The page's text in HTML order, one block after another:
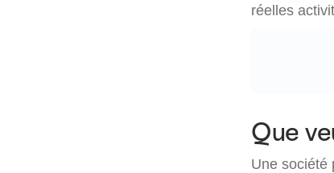
réelles
Que
Une société